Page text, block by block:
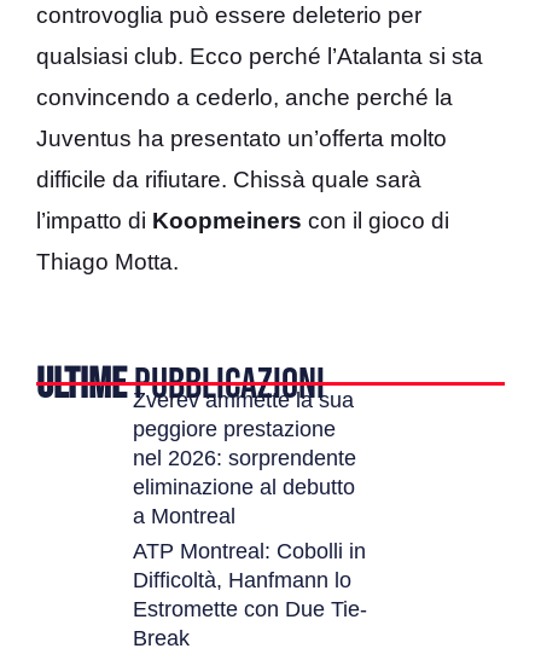
controvoglia può essere deleterio per
qualsiasi club. Ecco perché l’Atalanta si sta
convincendo a cederlo, anche perché la
Juventus ha presentato un’offerta molto
difficile da rifiutare. Chissà quale sarà
l’impatto di Koopmeiners con il gioco di
Thiago Motta.
ULTIMEPUBBLICAZIONI
Zverev ammette la sua
peggiore prestazione
nel 2026: sorprendente
eliminazione al debutto
a Montreal
ATP Montreal: Cobolli in
Difficoltà, Hanfmann lo
Estromette con Due Tie-
Break